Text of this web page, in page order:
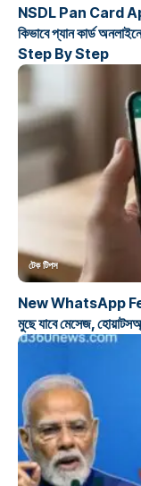
NSDL Pan Card
কিভাবে প্যান কার্ড
Step By Step
টেক টিপস
New WhatsApp
মুছে যাবে মেসেজ,